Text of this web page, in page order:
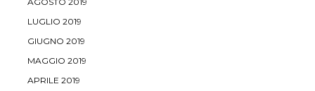
LUGLIO 2019
GIUGNO 2019
MAGGIO 2019
APRILE 2019